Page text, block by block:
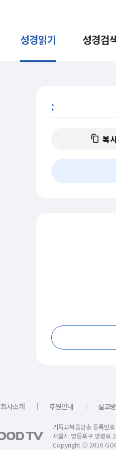
성경읽기 성경검
:
복
회사소개 ｜ 후원안내 ｜ 설교
기독교복음방송 등록번
서울시 영등포구 양평
Copyright ⓒ 2010